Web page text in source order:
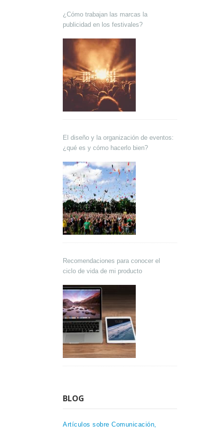
¿Cómo trabajan las marcas la
publicidad en los festivales?
El diseño y la organización de eventos:
¿qué es y cómo hacerlo bien?
Recomendaciones para conocer el
ciclo de vida de mi producto
BLOG
Artículos sobre Comunicación,